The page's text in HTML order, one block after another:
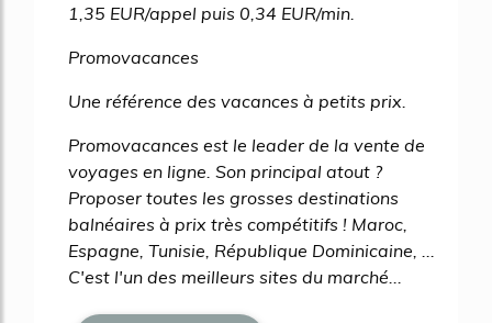
1,35 EUR/appel puis 0,34 EUR/min.
Promovacances
Une référence des vacances à petits prix.
Promovacances est le leader de la vente de
voyages en ligne. Son principal atout ?
Proposer toutes les grosses destinations
balnéaires à prix très compétitifs ! Maroc,
Espagne, Tunisie, République Dominicaine, ...
C'est l'un des meilleurs sites du marché...